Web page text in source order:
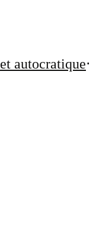
autocratique